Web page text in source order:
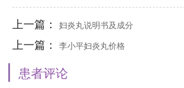
上一篇： 妇炎丸说明书及成分
上一篇： 李小平妇炎丸价格
| 患者评论